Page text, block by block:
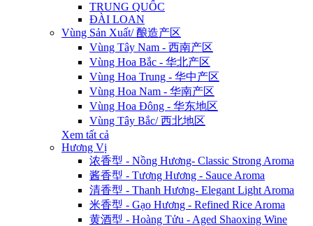
TRUNG QUỐC
ĐÀI LOAN
Vùng Sản Xuất/ 酿造产区
Vùng Tây Nam - 西南产区
Vùng Hoa Bắc - 华北产区
Vùng Hoa Trung - 华中产区
Vùng Hoa Nam - 华南产区
Vùng Hoa Đông - 华东地区
Vùng Tây Bắc/ 西北地区
Xem tất cả
Hương Vị
浓香型 - Nồng Hương- Classic Strong Aroma
酱香型 - Tương Hương - Sauce Aroma
清香型 - Thanh Hương- Elegant Light Aroma
米香型 - Gạo Hương - Refined Rice Aroma
黄酒型 - Hoàng Tửu - Aged Shaoxing Wine